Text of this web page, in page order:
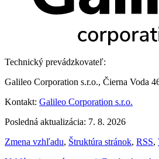
Technický prevádzkovateľ:
Galileo Corporation s.r.o., Čierna Voda
Kontakt: Galileo Corporation s.r.o.
Posledná aktualizácia: 7. 8. 2026
Zmena vzhľadu, Štruktúra stránok, RSS,